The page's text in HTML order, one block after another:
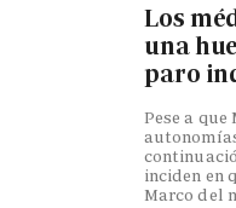
Los
una
paro
Pese a
inciden en
Marco del